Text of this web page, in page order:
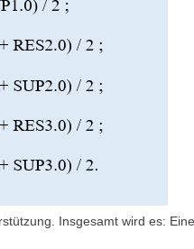
Insgesamt wird es: